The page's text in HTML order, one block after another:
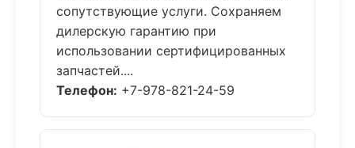
сопутствующие услуги. Сохраняем
дилерскую гарантию при
использовании сертифицированных
запчастей....
Телефон: +7-978-821-24-59